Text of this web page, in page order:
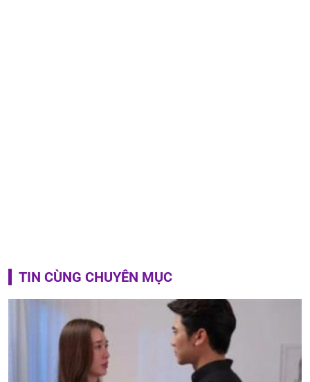
TIN CÙNG CHUYÊN MỤC